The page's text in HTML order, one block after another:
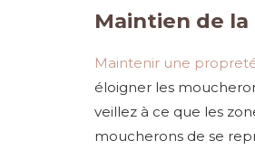
Maintien de
Maintenir une
éloigner les
veillez à ce que les
moucherons de se